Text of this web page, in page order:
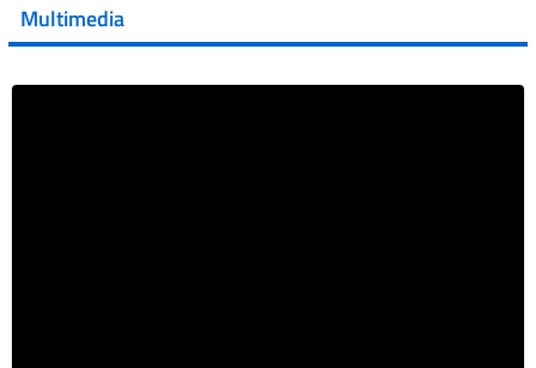
Vai al post →
Multimedia